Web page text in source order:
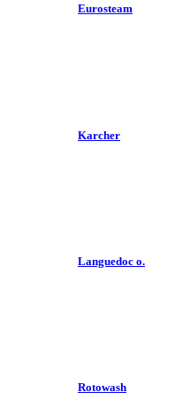
Eurosteam
Karcher
Languedoc o.
Rotowash